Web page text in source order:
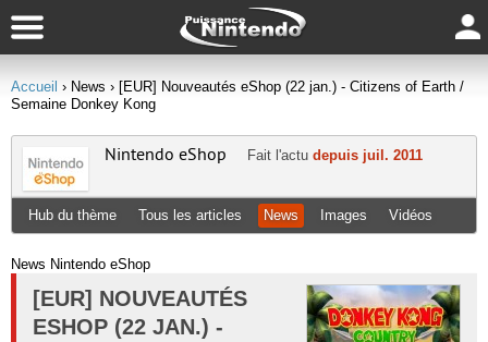
Accueil › News › [EUR] Nouveautés eShop (22 jan.) - Citizens of Earth /
Semaine Donkey Kong
Nintendo eShop Fait l'actu depuis juil. 2011
Hub du thème Tous les articles News Images Vidéos
News Nintendo eShop
[EUR] NOUVEAUTÉS
ESHOP (22 JAN.) -